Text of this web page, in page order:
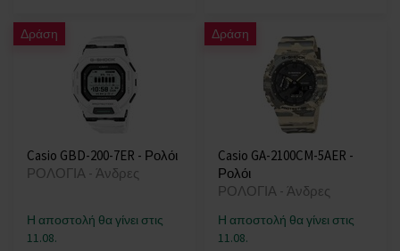
Δράση
Casio GBD-200-7ER - Ρολόι
ΡΟΛΟΓΙΑ - Άνδρες
Η αποστολή θα γίνει στις
11.08.
Δράση
Casio GA-2100CM-5AER -
Ρολόι
ΡΟΛΟΓΙΑ - Άνδρες
Η αποστολή θα γίνει στις
11.08.